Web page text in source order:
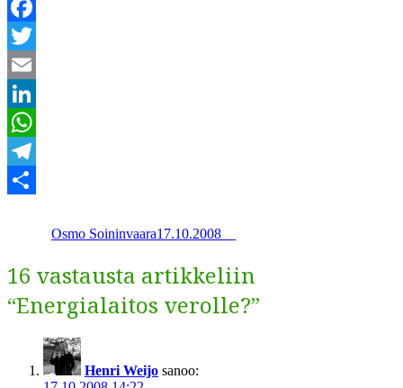
Facebook
Twitter
Email
LinkedIn
WhatsApp
Telegram
Osmo Soininvaara17.10.2008
16 vastausta artikkeliin
“Energialaitos verolle?”
Henri Weijo sanoo: